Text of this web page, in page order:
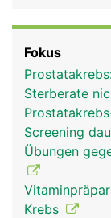
Rubriken
verbunden
die
über Sehen
eigenen
grösseren
und Fühlen.
Fokus
Sterberate
Screening
Übungen
Krebs